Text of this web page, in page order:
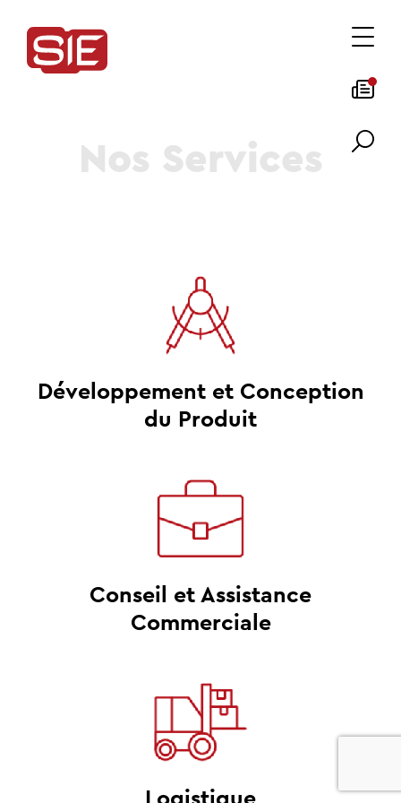
Nos Services
Développement et Conception
du Produit
Conseil et Assistance
Commerciale